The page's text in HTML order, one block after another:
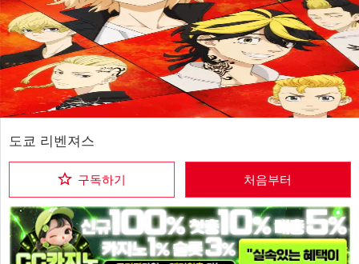
도쿄 리벤져스
구독하기 처음부터